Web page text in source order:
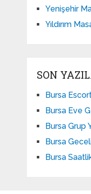
Yenişehir
Yıldırım
SON
Bursa
Bursa Eve
Bursa Grup
Bursa
Bursa